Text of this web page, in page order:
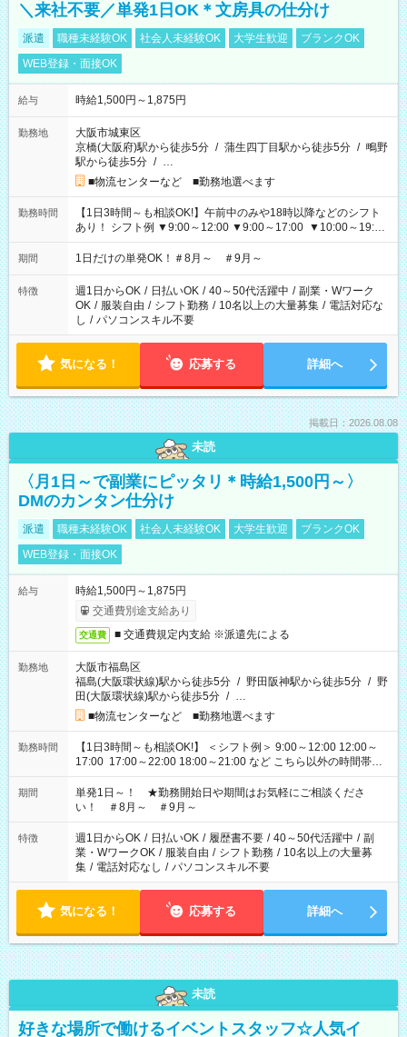
＼来社不要／単発1日OK＊文房具の仕分け
派遣 職種未経験OK 社会人未経験OK 大学生歓迎
ブランクOK
WEB登録・面接OK
給与 時給1,500円～1,875円
勤務地
大阪市城東区
京橋(大阪府)駅から徒歩5分 / 蒲生四丁目駅から徒歩5分 / 鴫野
駅から徒歩5分 / …
■物流センターなど ■勤務地選べます
勤務時間
【1日3時間～も相談OK!】午前中のみや18時以降などのシフト
あり！ シフト例 ▼9:00～12:00 ▼9:00～17:00 ▼10:00～19:00
▼18:00～21:00
期間 1日だけの単発OK！＃8月～ ＃9月～
特徴 週1日からOK / 日払いOK / 40～50代活躍中 / 副業・Wワーク
OK / 服装自由 / シフト勤務 / 10名以上の大量募集 / 電話対応な
し / パソコンスキル不要
気になる！ 応募する 詳細へ
掲載日：2026.08.08
未読
〈月1日～で副業にピッタリ＊時給1,500円～〉
DMのカンタン仕分け
派遣 職種未経験OK 社会人未経験OK 大学生歓迎
ブランクOK
WEB登録・面接OK
給与
時給1,500円～1,875円
交通費別途支給あり
交通費 ■ 交通費規定内支給 ※派遣先による
勤務地
大阪市福島区
福島(大阪環状線)駅から徒歩5分 / 野田阪神駅から徒歩5分 / 野
田(大阪環状線)駅から徒歩5分 / …
■物流センターなど ■勤務地選べます
勤務時間
【1日3時間～も相談OK!】 ＜シフト例＞ 9:00～12:00 12:00～
17:00 17:00～22:00 18:00～21:00 など こちら以外の時間帯も
お気軽にご相談ください！
期間
単発1日～！ ★勤務開始日や期間はお気軽にご相談くださ
い！ ＃8月～ ＃9月～
特徴 週1日からOK / 日払いOK / 履歴書不要 / 40～50代活躍中 / 副
業・WワークOK / 服装自由 / シフト勤務 / 10名以上の大量募
集 / 電話対応なし / パソコンスキル不要
気になる！ 応募する 詳細へ
未読
好きな場所で働けるイベントスタッフ☆人気イ